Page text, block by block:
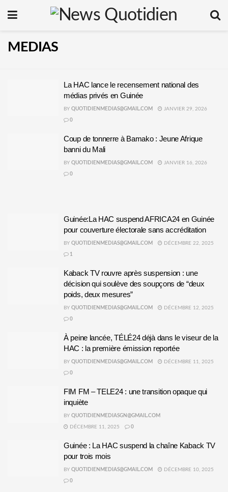
MEDIAS
La HAC lance le recensement national des
médias privés en Guinée
BY QUOTIDIENMEDIAS@GMAIL.COM JANVIER 29, 2026
0
Coup de tonnerre à Bamako : Jeune Afrique
banni du Mali
BY QUOTIDIENMEDIAS@GMAIL.COM JANVIER 16, 2026
0
Guinée:La HAC suspend AFRICA24 en Guinée
pour couverture électorale sans accréditation
BY QUOTIDIENMEDIAS@GMAIL.COM DÉCEMBRE 22, 2025
1
Kaback TV rouvre après suspension : une
décision qui soulève des soupçons de “deux
poids, deux mesures”
BY QUOTIDIENMEDIAS@GMAIL.COM DÉCEMBRE 12, 2025
0
À peine lancée, TÉLÉ24 déjà dans le viseur de la
HAC : la première émission reportée
BY QUOTIDIENMEDIAS@GMAIL.COM DÉCEMBRE 11, 2025
0
FIM FM – TELE24 : une transition opaque qui
inquiète
BY QUOTIDIENMEDIASGN@GMAIL.COM
DÉCEMBRE 11, 2025 0
Guinée : La HAC suspend la chaîne Kaback TV
pour trois mois
BY QUOTIDIENMEDIAS@GMAIL.COM DÉCEMBRE 10, 2025
0